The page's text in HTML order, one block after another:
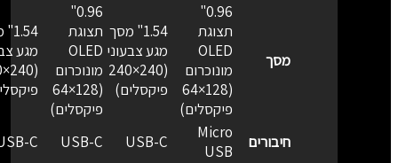
מסך
0.96"
תצוגת
OLED
מונוכרום
(128×64
פיקסלים)
1.54" מסך
מגע צבעוני
(240×240
פיקסלים)
0.96"
תצוגת
OLED
מונוכרום
(128×64
פיקסלים)
מגע
חיבורים
Micro
USB
USB-C
USB-C
USB-C